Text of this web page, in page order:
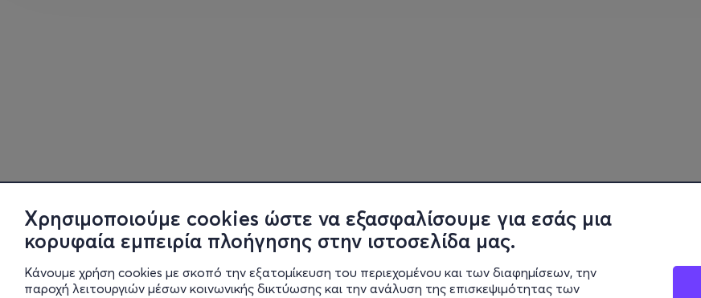
Χρησιμοποιούμε cookies ώστε να εξασφαλίσουμε για εσάς μια
κορυφαία εμπειρία πλοήγησης στην ιστοσελίδα μας.
Κάνουμε χρήση cookies με σκοπό την εξατομίκευση του περιεχομένου και των διαφημίσεων, την
παροχή λειτουργιών μέσων κοινωνικής δικτύωσης και την ανάλυση της επισκεψιμότητας των